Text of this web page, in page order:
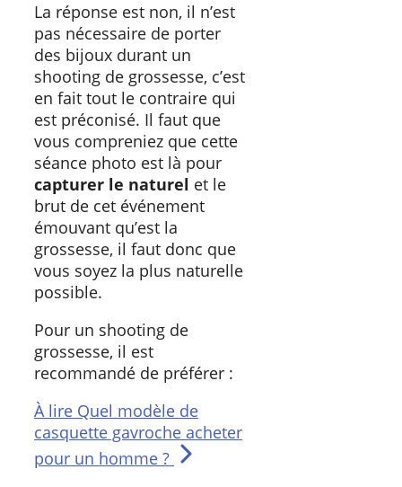
La réponse est non, il n’est
pas nécessaire de porter
des bijoux durant un
shooting de grossesse, c’est
en fait tout le contraire qui
est préconisé. Il faut que
vous compreniez que cette
séance photo est là pour
capturer le naturel et le
brut de cet événement
émouvant qu’est la
grossesse, il faut donc que
vous soyez la plus naturelle
possible.
Pour un shooting de
grossesse, il est
recommandé de préférer :
À lire Quel modèle de
casquette gavroche acheter
pour un homme ?